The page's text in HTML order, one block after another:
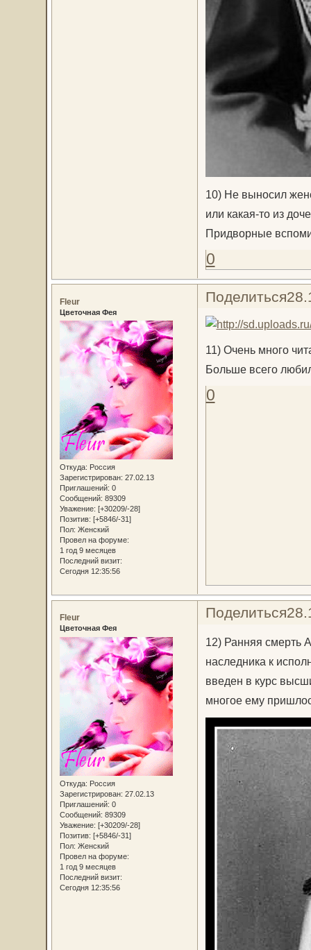
10) Не выносил
или какая-то из
Придворные
0
Поделиться
Fleur
Цветочная Фея
Откуда: Россия
Зарегистрирован: 27.02.13
Приглашений: 0
Сообщений: 89309
Уважение: [+30209/-28]
Позитив: [+5846/-31]
Пол: Женский
Провел на форуме:
1 год 9 месяцев
Последний визит:
Сегодня 12:35:56
11) Очень много
Больше всего
0
Поделиться
Fleur
Цветочная Фея
Откуда: Россия
Зарегистрирован: 27.02.13
Приглашений: 0
Сообщений: 89309
Уважение: [+30209/-28]
Позитив: [+5846/-31]
Пол: Женский
Провел на форуме:
1 год 9 месяцев
Последний визит:
Сегодня 12:35:56
12) Ран­няя смерть
на­след­ни­ка к
вве­ден в курс
мно­гое ему